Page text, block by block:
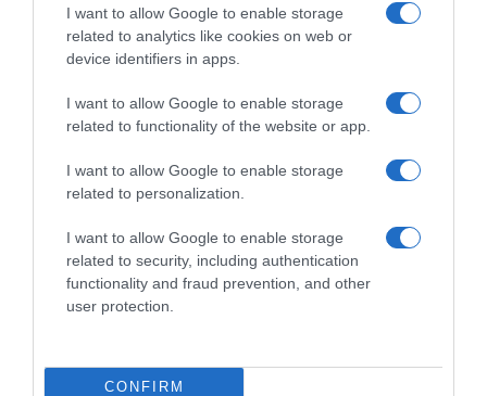
I want to allow Google to enable storage
related to analytics like cookies on web or
device identifiers in apps.
I want to allow Google to enable storage
related to functionality of the website or app.
I want to allow Google to enable storage
related to personalization.
I want to allow Google to enable storage
related to security, including authentication
functionality and fraud prevention, and other
user protection.
CONFIRM
LIFESTYLE
Ελένη Φουρέιρα: Υποψήφια στα Berlin Music
κατηγορία Best Performer
Το όνομά της φιγουράρει ανάμεσα σε παγκοσμίου
φήμης stars
03.04.2026 - 16:19